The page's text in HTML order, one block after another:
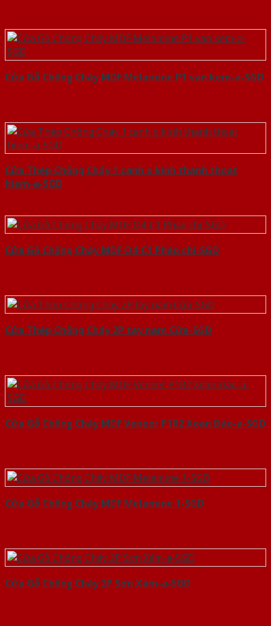
Cửa Gỗ Chống Cháy MDF Melamine P1 van kem-a-SGD
Cửa Thép Chống Cháy 1 canh o kinh thanh thoat
hiem-a-SGD
Cửa Gỗ Chống Cháy MDF O4-C1 Phào chi-SGD
Cửa Thép Chống Cháy 2P tay nam Cửa-SGD
Cửa Gỗ Chống Cháy MDF Veneer P1R2 Xoan Đào-a-SGD
Cửa Gỗ Chống Cháy MDF Melamine 1-SGD
Cửa Gỗ Chống Cháy 2P Sơn Xám-a-SGD